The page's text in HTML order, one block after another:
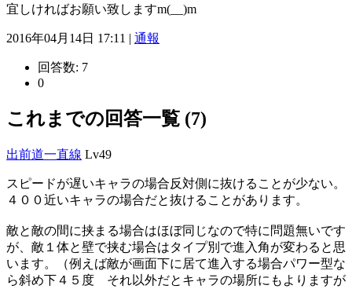
宜しければお願い致しますm(__)m
2016年04月14日 17:11 | 通報
回答数: 7
0
これまでの回答一覧 (7)
出前道一直線 Lv49
スピードが遅いキャラの場合反対側に抜けることが少ない。
４００近いキャラの場合だと抜けることがあります。
敵と敵の間に挟まる場合はほぼ同じなので特に問題無いです
が、敵１体と壁で挟む場合はタイプ別で進入角が変わると思
います。（例えば敵が画面下に居て進入する場合パワー型な
ら斜め下４５度 それ以外だとキャラの場所にもよりますが